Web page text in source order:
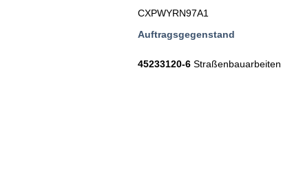
CXPWYRN97A1
Auftragsgegenstand
45233120-6 Straßenbauarbeiten